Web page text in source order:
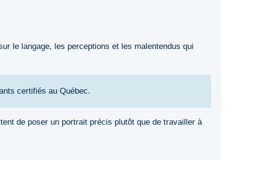
le langage, les perceptions et les malentendus qui
certifiés au Québec.
de poser un portrait précis plutôt que de travailler à